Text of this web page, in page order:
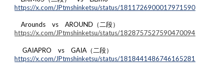
https://x.com/JPtmshinketsu/status/1811726900017971590
Arounds vs AROUND（二段）
https://x.com/JPtmshinketsu/status/1828757527590470094
GAIAPRO vs GAIA（二段）
https://x.com/JPtmshinketsu/status/1818441486746165281